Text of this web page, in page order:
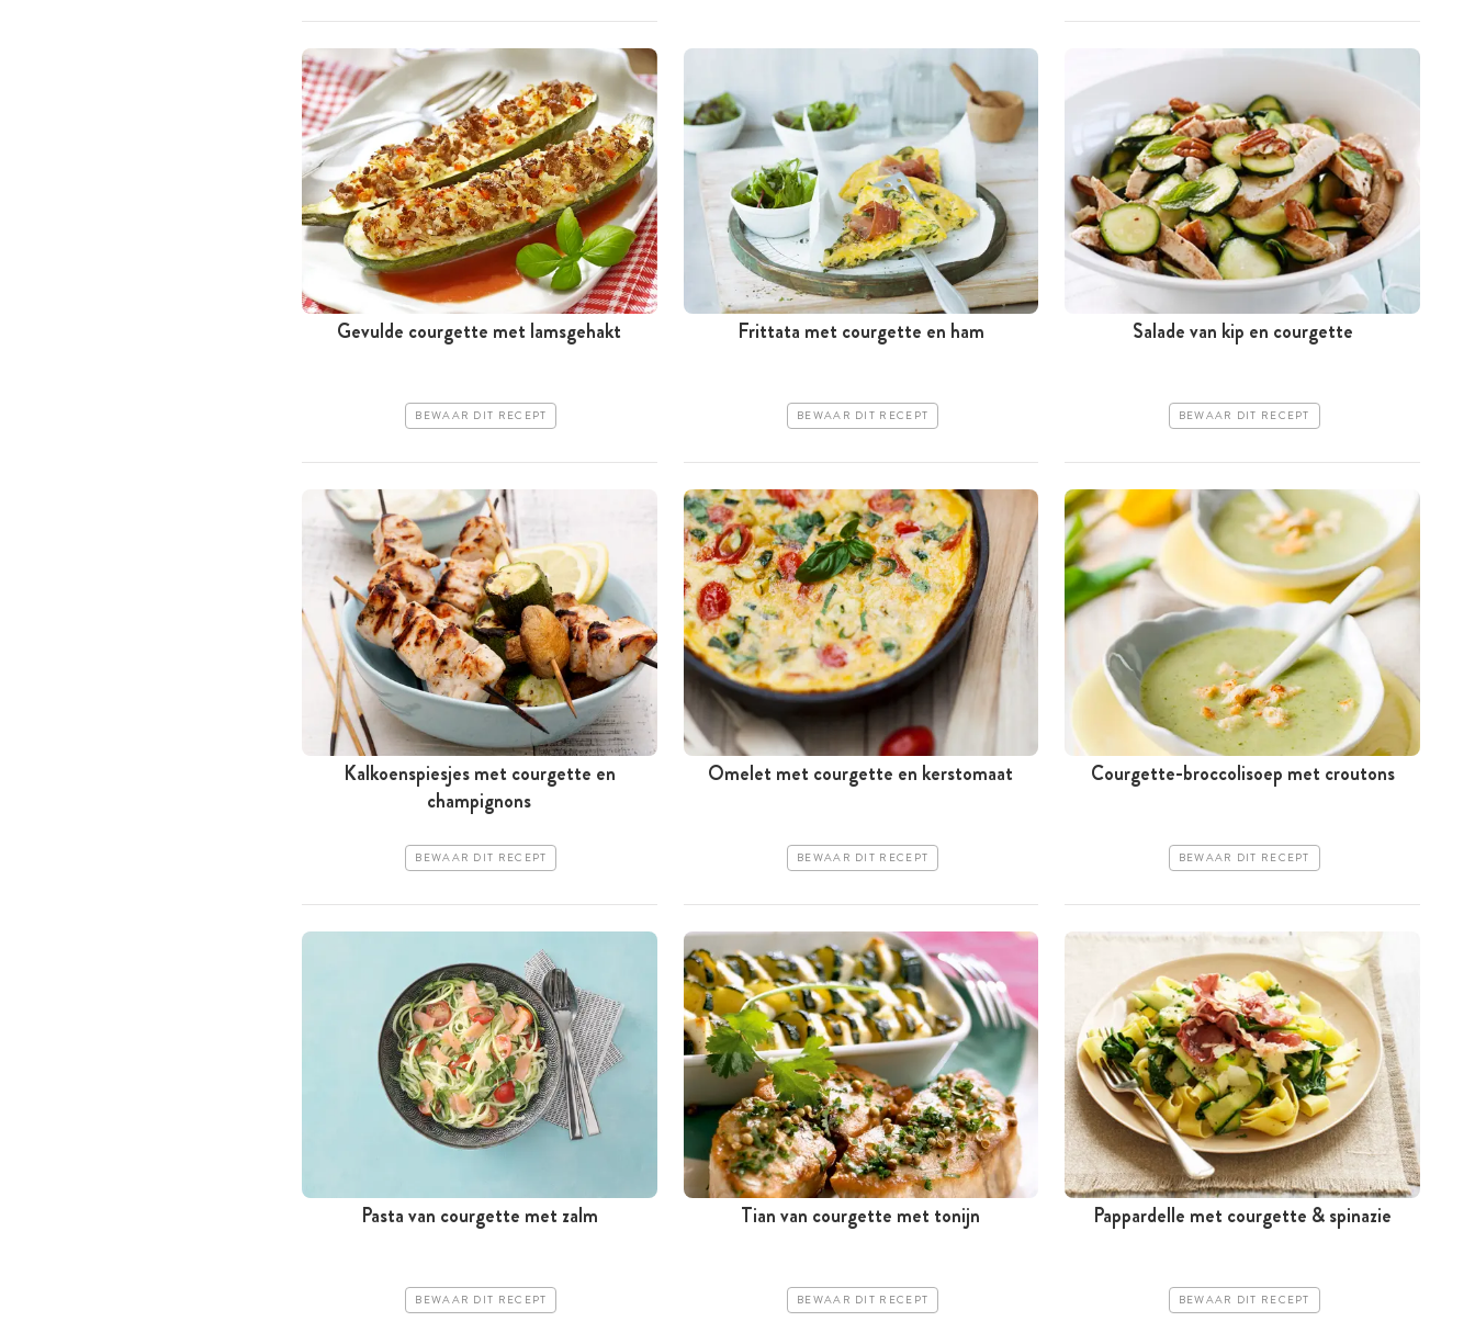
Gevulde courgette met lamsgehakt
BEWAAR DIT RECEPT
Frittata met courgette en ham
BEWAAR DIT RECEPT
Salade van kip en courgette
BEWAAR DIT RECEPT
Kalkoenspiesjes met courgette en
champignons
BEWAAR DIT RECEPT
Omelet met courgette en kerstomaat
BEWAAR DIT RECEPT
Courgette-broccolisoep met croutons
BEWAAR DIT RECEPT
Pasta van courgette met zalm
BEWAAR DIT RECEPT
Tian van courgette met tonijn
BEWAAR DIT RECEPT
Pappardelle met courgette & spinazie
BEWAAR DIT RECEPT